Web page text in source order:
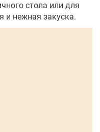
стола или для
и нежная закуска.